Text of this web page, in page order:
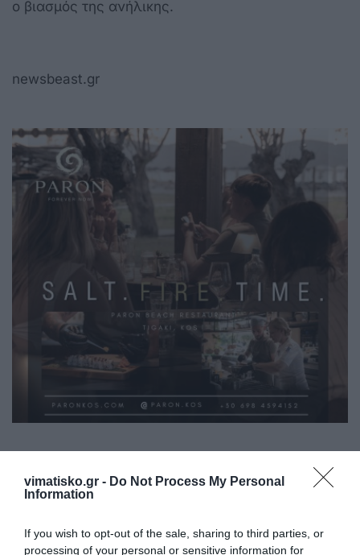
vimatisko.gr - Do Not Process My Personal
Information
If you wish to opt-out of the sale, sharing to third parties, or
processing of your personal or sensitive information for
ο βιασμός της ανήλικης.
newsbeast.gr